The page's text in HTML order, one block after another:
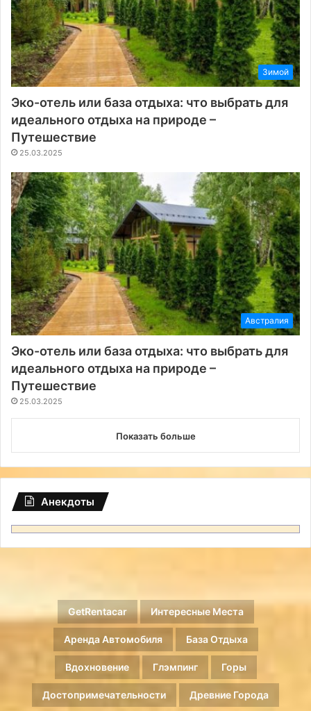
Зимой
Эко-отель или база отдыха: что выбрать для
идеального отдыха на природе –
Путешествие
25.03.2025
Австралия
Эко-отель или база отдыха: что выбрать для
идеального отдыха на природе –
Путешествие
25.03.2025
Показать больше
Анекдоты
GetRentacar Интересные Места
Аренда Автомобиля База Отдыха
Вдохновение Глэмпинг Горы
Достопримечательности Древние Города